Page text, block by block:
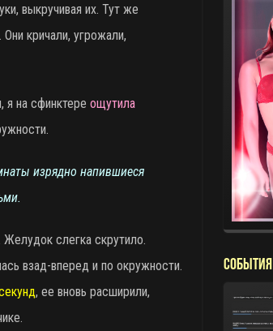
выкручивая их. Тут же
кричали, угрожали,
я на сфинктере ощутила
изрядно напившиеся
слегка скрутило.
взад-вперед и по окружности.
, ее вновь расширили,
СОБЫТИЯ